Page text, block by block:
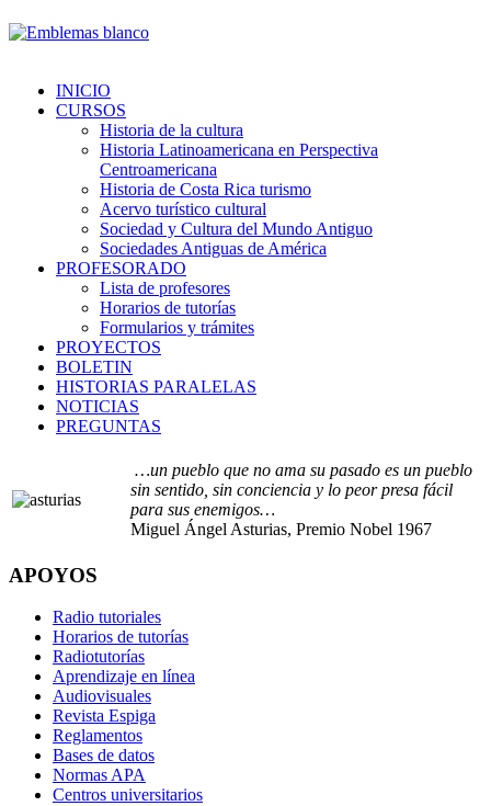
INICIO
CURSOS
Historia de la cultura
Historia Latinoamericana en Perspectiva
Centroamericana
Historia de Costa Rica turismo
Acervo turístico cultural
Sociedad y Cultura del Mundo Antiguo
Sociedades Antiguas de América
PROFESORADO
Lista de profesores
Horarios de tutorías
Formularios y trámites
PROYECTOS
BOLETIN
HISTORIAS PARALELAS
NOTICIAS
PREGUNTAS
…un pueblo que no ama su pasado es un pueblo
sin sentido, sin conciencia y lo peor presa fácil
para sus enemigos…
Miguel Ángel Asturias, Premio Nobel 1967
APOYOS
Radio tutoriales
Horarios de tutorías
Radiotutorías
Aprendizaje en línea
Audiovisuales
Revista Espiga
Reglamentos
Bases de datos
Normas APA
Centros universitarios